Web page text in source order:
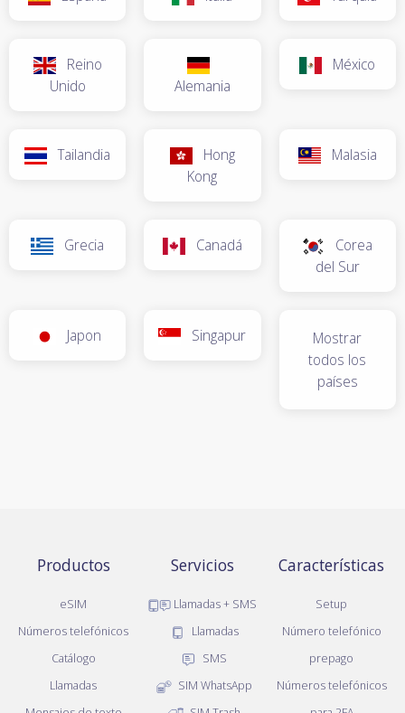
Reino
Unido
Alemania
México
Tailandia
Hong
Kong
Malasia
Grecia Canadá
Corea
del Sur
Japon Singapur
Mostrar
todos los
países
Productos
eSIM
Números telefónicos
Catálogo
Llamadas
Servicios
Llamadas + SMS
Llamadas
SMS
SIM WhatsApp
Características
Setup
Número telefónico
prepago
Números telefónicos